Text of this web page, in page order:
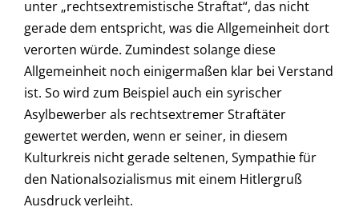
unter „rechtsextremistische Straftat“, das nicht
gerade dem entspricht, was die Allgemeinheit dort
verorten würde. Zumindest solange diese
Allgemeinheit noch einigermaßen klar bei Verstand
ist. So wird zum Beispiel auch ein syrischer
Asylbewerber als rechtsextremer Straftäter
gewertet werden, wenn er seiner, in diesem
Kulturkreis nicht gerade seltenen, Sympathie für
den Nationalsozialismus mit einem Hitlergruß
Ausdruck verleiht.